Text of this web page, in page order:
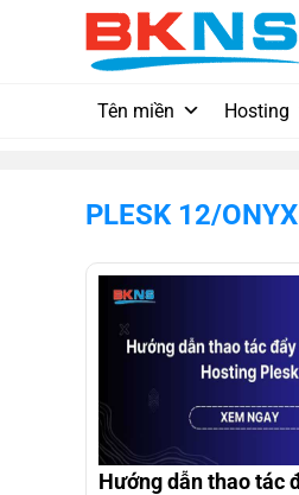
Tên miền Hosting
PLESK 12/ONYX
Hướng dẫn thao tác